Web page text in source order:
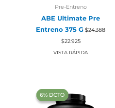
Pre-Entreno
ABE Ultimate Pre
Entreno 375 G $24.388
El
precio
original
$22.925El
precio
actual
VISTA RÁPIDA
‍6% DCTO‍‍
‍6% DCTO‍‍